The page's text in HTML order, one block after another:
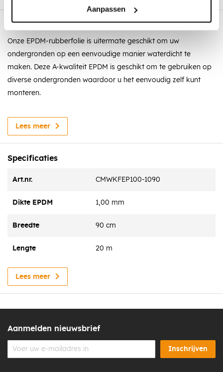
Aanpassen
Omschrijving
Onze EPDM-rubberfolie is uitermate geschikt om uw
ondergronden op een eenvoudige manier waterdicht te
maken. Deze A-kwaliteit EPDM is geschikt om te gebruiken op
diverse ondergronden waardoor u het eenvoudig zelf kunt
monteren.
contaclijm en de EPDM-kit, hiermee maakt u, met deze rol, uw
De EPDM-strook is gemaakt van zeer flexibel materiaal
Lees meer
Specificaties
Art.nr. CMWKFEP100-1090
Dikte EPDM 1,00 mm
Breedte 90 cm
Lengte 20 m
Lees meer
Aanmelden nieuwsbrief
Inschrijven